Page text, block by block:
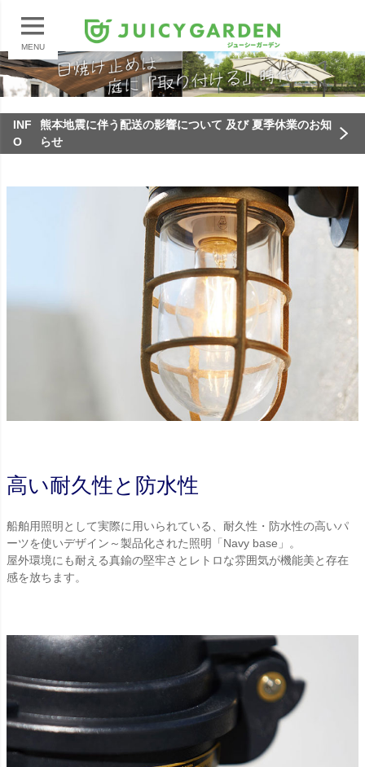
MENU
INF
O
熊本地震に伴う配送の影響について 及び 夏季休業のお知
らせ
高い耐久性と防水性
船舶用照明として実際に用いられている、耐久性・防水性の高いパ
ーツを使いデザイン～製品化された照明「Navy base」。
屋外環境にも耐える真鍮の堅牢さとレトロな雰囲気が機能美と存在
感を放ちます。